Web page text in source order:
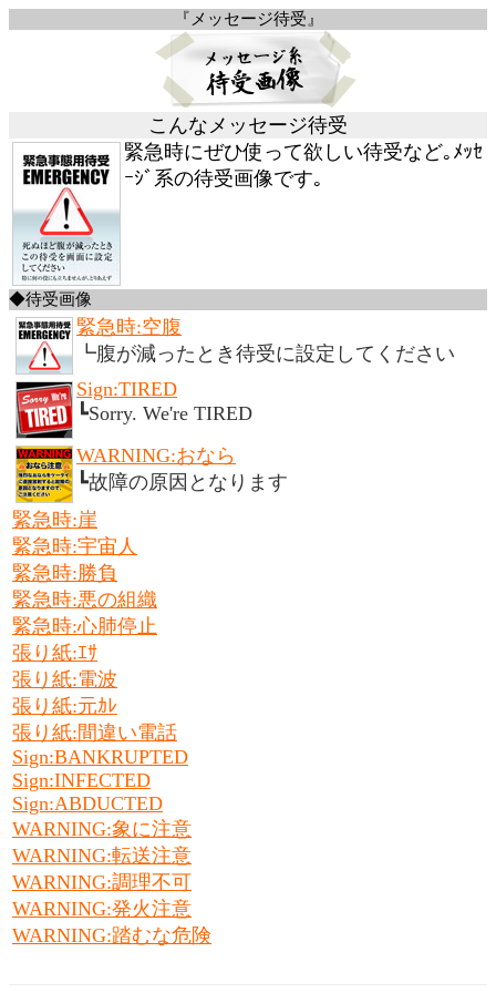
『メッセージ待受』
こんなメッセージ待受
緊急時にぜひ使って欲しい待受など｡ﾒｯｾ
ｰｼﾞ系の待受画像です｡
◆待受画像
緊急時:空腹
┗腹が減ったとき待受に設定してください
Sign:TIRED
┗Sorry. We're TIRED
WARNING:おなら
┗故障の原因となります
緊急時:崖
緊急時:宇宙人
緊急時:勝負
緊急時:悪の組織
緊急時:心肺停止
張り紙:ｴｻ
張り紙:電波
張り紙:元ｶﾚ
張り紙:間違い電話
Sign:BANKRUPTED
Sign:INFECTED
Sign:ABDUCTED
WARNING:象に注意
WARNING:転送注意
WARNING:調理不可
WARNING:発火注意
WARNING:踏むな危険